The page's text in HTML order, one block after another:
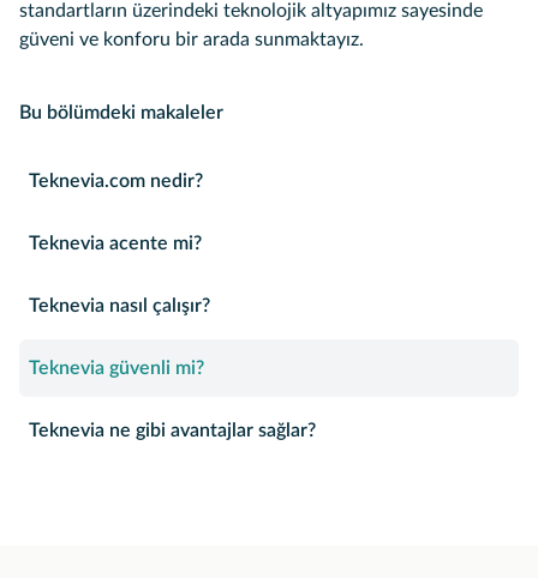
standartların üzerindeki teknolojik altyapımız sayesinde
güveni ve konforu bir arada sunmaktayız.
Bu bölümdeki makaleler
Teknevia.com nedir?
Teknevia acente mi?
Teknevia nasıl çalışır?
Teknevia güvenli mi?
Teknevia ne gibi avantajlar sağlar?